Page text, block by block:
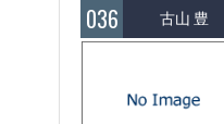
036 古山 豊